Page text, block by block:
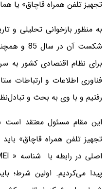
تجهیز تلفن همراه قاچاق»
به منظور بازخوانی تحلیلی و
شکست آن در
برای نظام اقتصادی کشور به
فناوری اطلاعات و ارتباطات
رفتیم و با وی به بحث و
این مقام مسئول معتقد است
تجهیز تلفن همراه قاچاق»
پیدا می‌کردیم. اولین شرط؛